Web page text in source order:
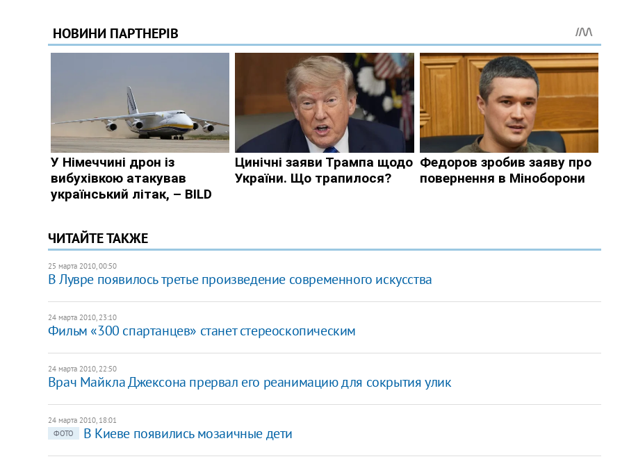
ЧИТАЙТЕ ТАКЖЕ
25 марта 2010, 00:50
В Лувре появилось третье произведение современного искусства
24 марта 2010, 23:10
Фильм «300 спартанцев» станет стереоскопическим
24 марта 2010, 22:50
Врач Майкла Джексона прервал его реанимацию для сокрытия улик
24 марта 2010, 18:01
ФОТО
В Киеве появились мозаичные дети